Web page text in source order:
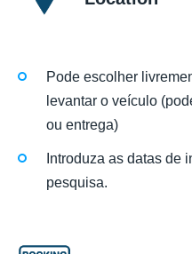
Pode escolher
levantar o veículo
ou entrega)
Introduza as datas de
pesquisa.